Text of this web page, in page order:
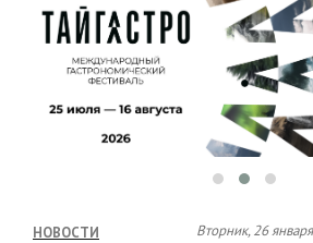
НОВОСТИ Вторник, 26